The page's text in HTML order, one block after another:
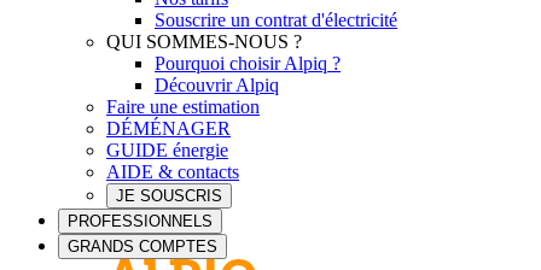
Souscrire un contrat d'électricité
QUI SOMMES-NOUS ?
Pourquoi choisir Alpiq ?
Découvrir Alpiq
Faire une estimation
DÉMÉNAGER
GUIDE énergie
AIDE & contacts
JE SOUSCRIS
PROFESSIONNELS
GRANDS COMPTES